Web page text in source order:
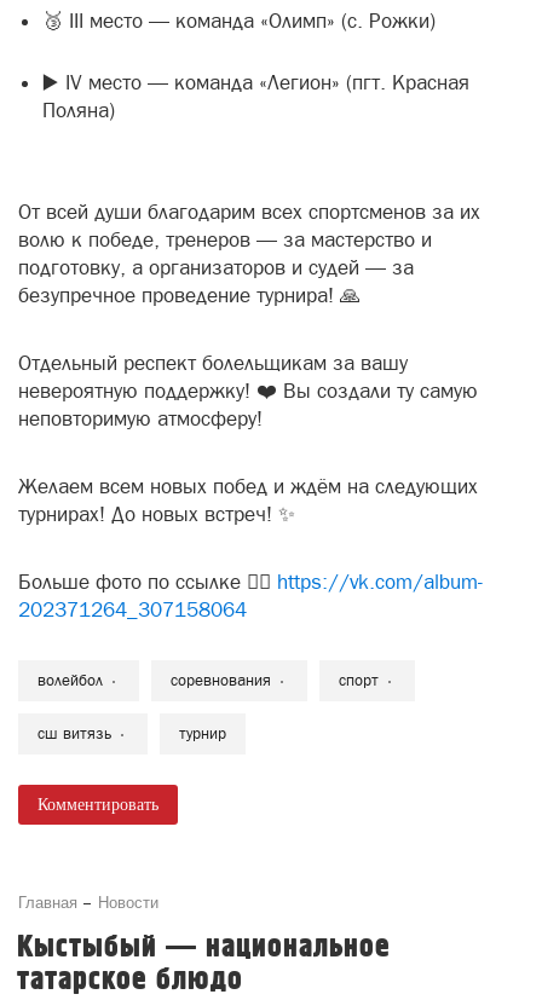
🥉 III место — команда «Олимп» (с. Рожки)
▶️ IV место — команда «Легион» (пгт. Красная
Поляна)
От всей души благодарим всех спортсменов за их
волю к победе, тренеров — за мастерство и
подготовку, а организаторов и судей — за
безупречное проведение турнира! 🙏
Отдельный респект болельщикам за вашу
невероятную поддержку! ❤️ Вы создали ту самую
неповторимую атмосферу!
Желаем всем новых побед и ждём на следующих
турнирах! До новых встреч! ✨
Больше фото по ссылке 👇🏻 https://vk.com/album-
202371264_307158064
волейбол соревнования спорт
сш витязь турнир
Комментировать
Главная Новости
Кыстыбый — национальное
татарское блюдо